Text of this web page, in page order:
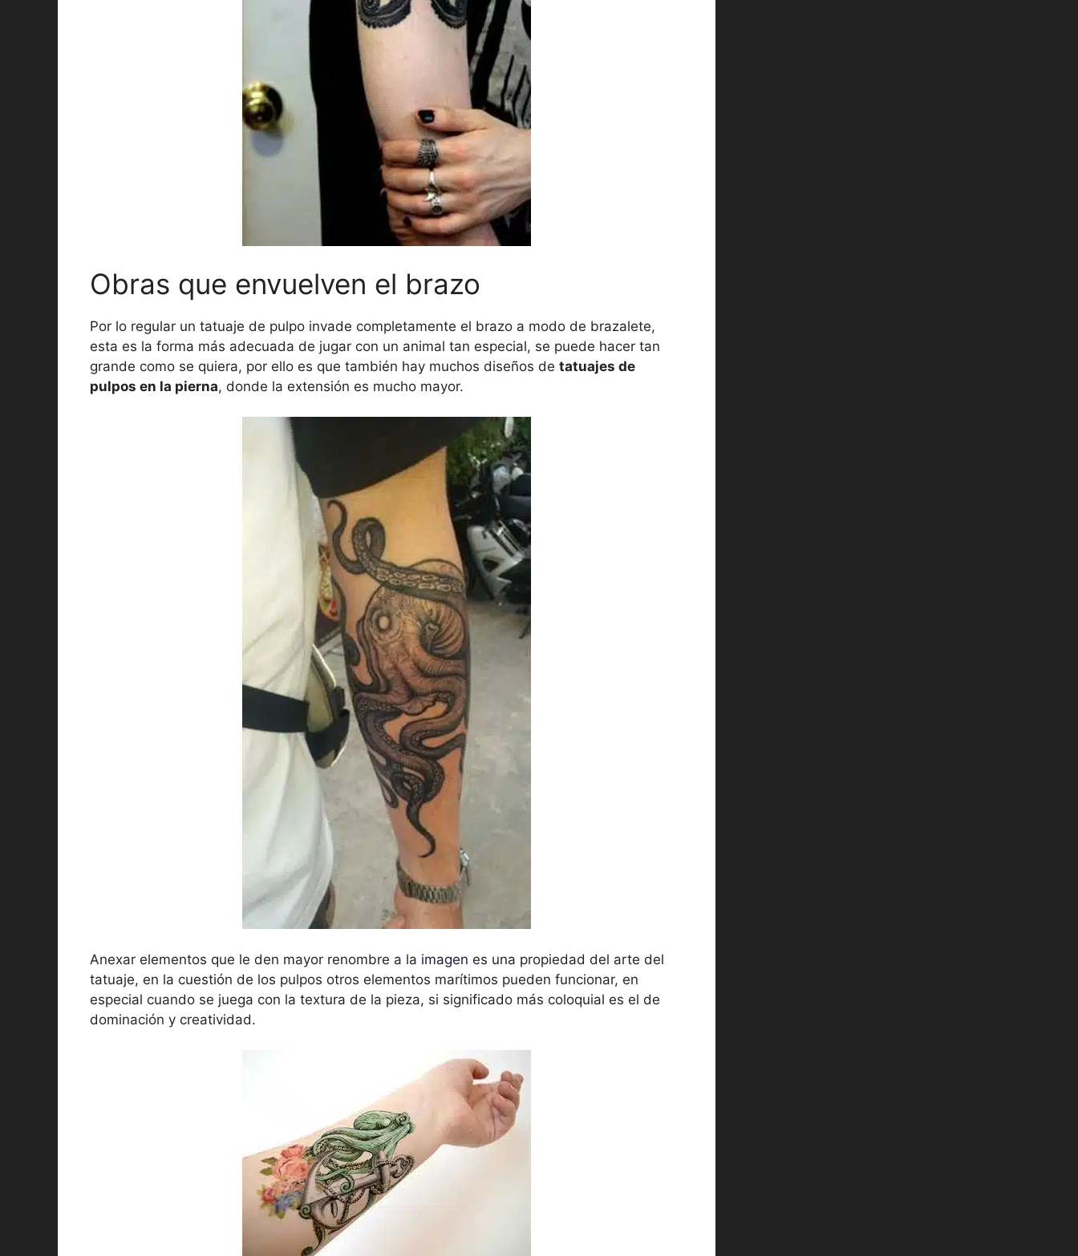
Obras que envuelven el brazo
Por lo regular un tatuaje de pulpo invade completamente el brazo a modo de brazalete,
esta es la forma más adecuada de jugar con un animal tan especial, se puede hacer tan
grande como se quiera, por ello es que también hay muchos diseños de tatuajes de
pulpos en la pierna, donde la extensión es mucho mayor.
Anexar elementos que le den mayor renombre a la imagen es una propiedad del arte del
tatuaje, en la cuestión de los pulpos otros elementos marítimos pueden funcionar, en
especial cuando se juega con la textura de la pieza, si significado más coloquial es el de
dominación y creatividad.